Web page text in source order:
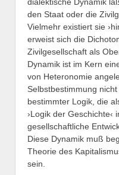
den Staat oder die
Vielmehr existiert sie
erweist sich die
Zivilgesellschaft als
Dynamik ist im Kern
von Heteronomie
Selbstbestimmung
bestimmter Logik, die
›Logik der Geschichte‹
gesellschaftliche
Diese Dynamik muß
Theorie des
sein.